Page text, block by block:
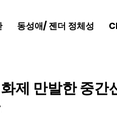
동성애/ 젠더 정체성
제 만발한 중